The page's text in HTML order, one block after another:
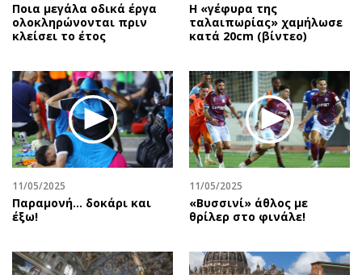
Ποια μεγάλα οδικά έργα
ολοκληρώνονται πριν
κλείσει το έτος
H «γέφυρα της
ταλαιπωρίας» χαμήλωσε
κατά 20cm (βίντεο)
11/05/2025
Παραμονή… δοκάρι και
έξω!
11/05/2025
«Βυσσινί» άθλος με
θρίλερ στο φινάλε!